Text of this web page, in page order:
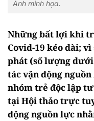
Ảnh minh họa.
Những bất lợi khi
Covid-19 kéo dài;
phát (số lượng dưới
tác vận động
nhóm trẻ độc lập
tại Hội thảo trực
động nguồn lực